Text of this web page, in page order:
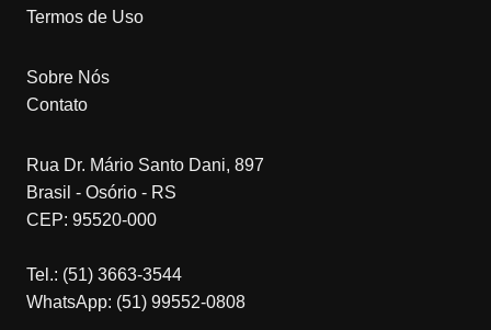
Termos de Uso
Sobre Nós
Contato
Rua Dr. Mário Santo Dani, 897
Brasil - Osório - RS
CEP: 95520-000
Tel.: (51) 3663-3544
WhatsApp: (51) 99552-0808